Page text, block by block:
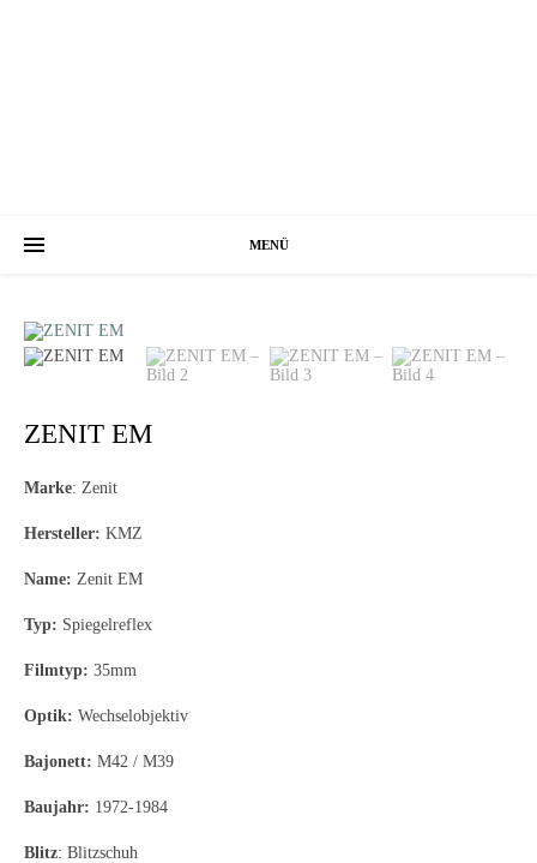
MENÜ
ZENIT EM
Marke: Zenit
Hersteller: KMZ
Name: Zenit EM
Typ: Spiegelreflex
Filmtyp: 35mm
Optik: Wechselobjektiv
Bajonett: M42 / M39
Baujahr: 1972-1984
Blitz: Blitzschuh